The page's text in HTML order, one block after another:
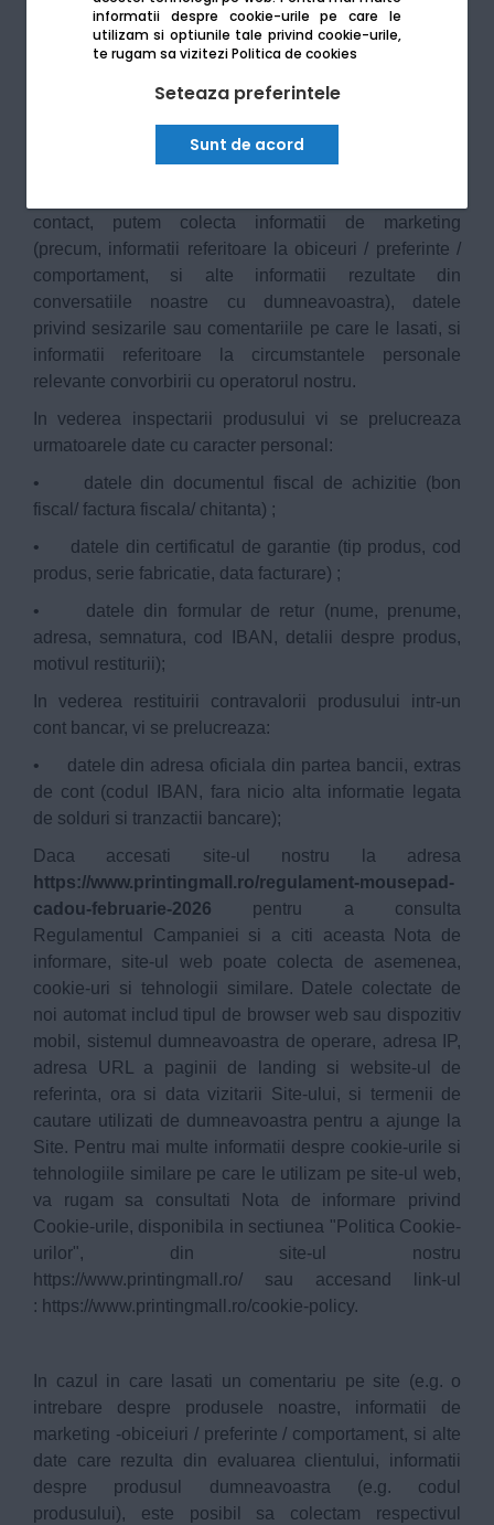
informatii despre cookie-urile pe care le
utilizam si optiunile tale privind cookie-urile,
te rugam sa viziteziPolitica de cookies
Seteaza preferintele
Sunt de acord
dumneavoastra.
Apelurile efectuate catre numerele nostre de contact
doriti ca apelul dumneavoastra sa fie inregistrat, ne
contact, putem colecta informatii de marketing
(precum, informatii referitoare la obiceuri / preferinte /
comportament, si alte informatii rezultate din
conversatiile noastre cu dumneavoastra), datele
privind sesizarile sau comentariile pe care le lasati, si
informatii referitoare la circumstantele personale
relevante convorbirii cu operatorul nostru.
In vederea inspectarii produsului vi se prelucreaza
urmatoarele date cu caracter personal:
• datele din documentul fiscal de achizitie (bon
fiscal/ factura fiscala/ chitanta) ;
• datele din certificatul de garantie (tip produs, cod
produs, serie fabricatie, data facturare) ;
• datele din formular de retur (nume, prenume,
adresa, semnatura, cod IBAN, detalii despre produs,
motivul restiturii);
In vederea restituirii contravalorii produsului intr-un
cont bancar, vi se prelucreaza:
• datele din adresa oficiala din partea bancii, extras
de cont (codul IBAN, fara nicio alta informatie legata
de solduri si tranzactii bancare);
Daca accesati site-ul nostru la adresa
https://www.printingmall.ro/regulament-mousepad-
cadou-februarie-2026 pentru a consulta
Regulamentul Campaniei si a citi aceasta Nota de
informare, site-ul web poate colecta de asemenea,
cookie-uri si tehnologii similare. Datele colectate de
noi automat includ tipul de browser web sau dispozitiv
mobil, sistemul dumneavoastra de operare, adresa IP,
adresa URL a paginii de landing si website-ul de
referinta, ora si data vizitarii Site-ului, si termenii de
cautare utilizati de dumneavoastra pentru a ajunge la
Site. Pentru mai multe informatii despre cookie-urile si
tehnologiile similare pe care le utilizam pe site-ul web,
va rugam sa consultati Nota de informare privind
Cookie-urile, disponibila in sectiunea "Politica Cookie-
urilor", din site-ul nostru
https://www.printingmall.ro/ sau accesand link-ul
: https://www.printingmall.ro/cookie-policy.
In cazul in care lasati un comentariu pe site (e.g. o
intrebare despre produsele noastre, informatii de
marketing -obiceiuri / preferinte / comportament, si alte
date care rezulta din evaluarea clientului, informatii
despre produsul dumneavoastra (e.g. codul
produsului), este posibil sa colectam respectivul